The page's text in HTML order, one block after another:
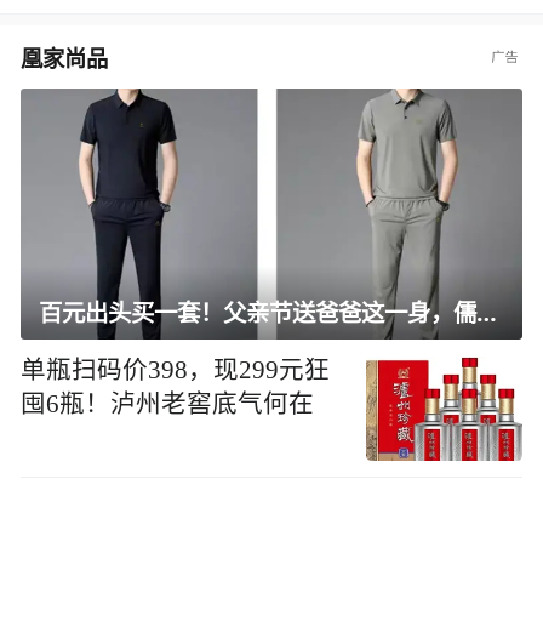
凰家尚品
百元出头买一套！父亲节送爸爸这一身，儒雅有型还凉爽
单瓶扫码价398，现299元狂
囤6瓶！泸州老窖底气何在